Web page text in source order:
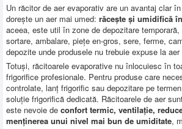
Un răcitor de aer evaporativ are un avantaj clar
dorește un aer mai umed: răcește și umidifică
aceea, este util în zone de depozitare
sortare, ambalare, piețe en-gros, sere, ferme,
depozite unde produsele nu trebuie expuse la
Totuși, răcitoarele evaporative nu înlocuiesc în
frigorifice profesionale. Pentru produse care
controlate, lanț frigorific sau depozitare pe
soluție frigorifică dedicată. Răcitoarele de aer
este nevoie de confort termic, ventilație,
menținerea unui nivel mai bun de umiditate,